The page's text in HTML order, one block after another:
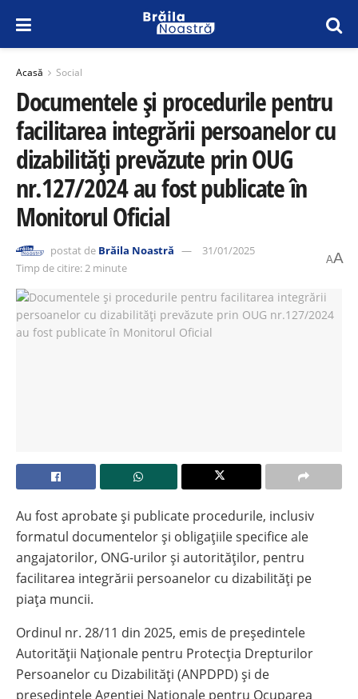
Acasă Social
Documentele și procedurile pentru
facilitarea integrării persoanelor cu
dizabilități prevăzute prin OUG
nr.127/2024 au fost publicate în
Monitorul Oficial
postat de Brăila Noastră
31/01/2025
Timp de citire: 2 minute
AA
Au fost aprobate și publicate procedurile, inclusiv
formatul documentelor și obligațiile specifice ale
angajatorilor, ONG-urilor și autorităților, pentru
facilitarea integrării persoanelor cu dizabilități pe
piața muncii.
Ordinul nr. 28/11 din 2025, emis de președintele
Autorității Naționale pentru Protecția Drepturilor
Persoanelor cu Dizabilități (ANPDPD) și de
președintele Agenției Naționale pentru Ocuparea